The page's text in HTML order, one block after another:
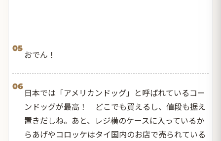
05
おでん！
06
日本では「アメリカンドッグ」と呼ばれているコー
ンドッグが最高！ どこでも買えるし、値段も据え
置きだしね。あと、レジ横のケースに入っているか
らあげやコロッケはタイ国内のお店で売られている